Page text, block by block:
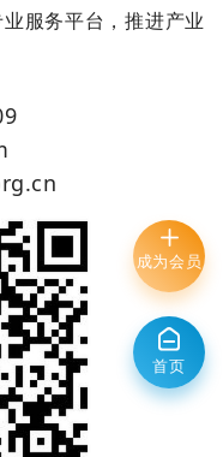
业服务平台，推进产业
成为会员
首页